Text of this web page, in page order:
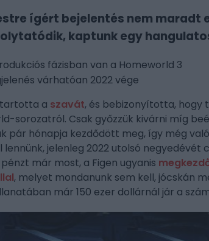
ígért bejelentés nem maradt
kaptunk egy
fázisban van a Homeworld 3
várhatóan 2022 vége
a szavát, és bebizonyította, hogy
sorozatról. Csak győzzük kivárni míg
pár hónapja kezdődött meg, így még
jelenleg 2022 utolsó negyedévét
már most, a Figen ugyanis
, melyet mondanunk sem kell, jócskán
már 150 ezer dollárnál jár a